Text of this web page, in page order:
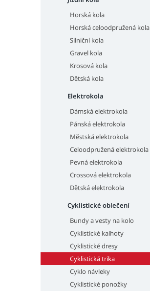
Horská kola
Horská celoodpružená kola
Silniční kola
Gravel kola
Krosová kola
Dětská kola
Elektrokola
Dámská elektrokola
Pánská elektrokola
Městská elektrokola
Celoodpružená elektrokola
Pevná elektrokola
Crossová elektrokola
Dětská elektrokola
Cyklistické oblečení
Bundy a vesty na kolo
Cyklistické kalhoty
Cyklistické dresy
Cyklistická trika
Cyklo návleky
Cyklistické ponožky